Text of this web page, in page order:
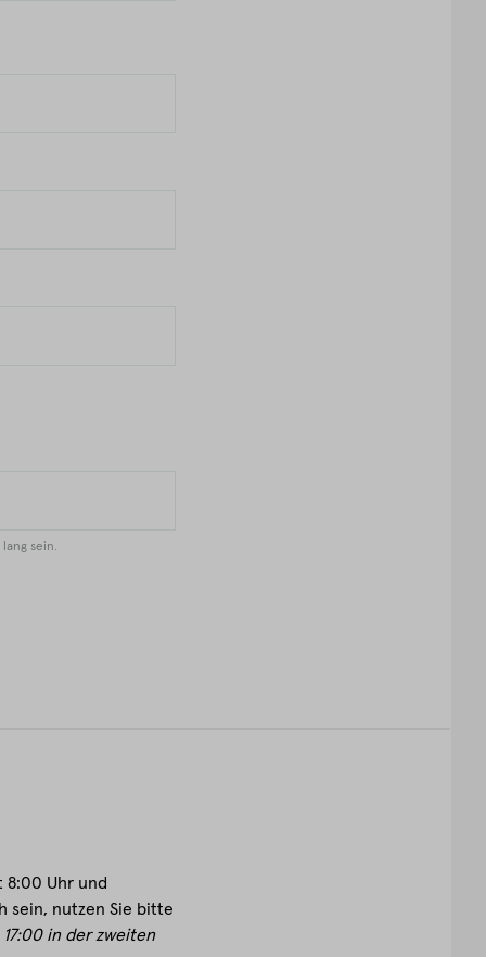
sein.
8:00 Uhr und
sein, nutzen Sie bitte
in der zweiten